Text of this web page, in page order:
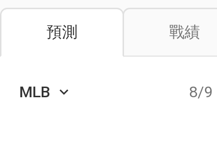
預測 戰績
MLB keyboard_arrow_down 8/9